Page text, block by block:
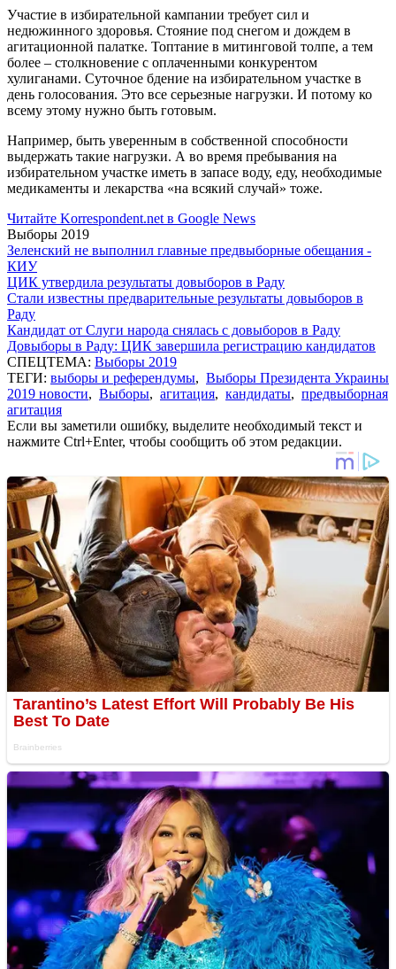
Участие в избирательной кампании требует сил и
недюжинного здоровья. Стояние под снегом и дождем в
агитационной палатке. Топтание в митинговой толпе, а тем
более – столкновение с оплаченными конкурентом
хулиганами. Суточное бдение на избирательном участке в
день голосования. Это все серьезные нагрузки. И потому ко
всему этому нужно быть готовым.
Например, быть уверенным в собственной способности
выдержать такие нагрузки. А во время пребывания на
избирательном участке иметь в запасе воду, еду, необходимые
медикаменты и лекарства «на всякий случай» тоже.
Читайте Korrespondent.net в Google News
Выборы 2019
Зеленский не выполнил главные предвыборные обещания -
КИУ
ЦИК утвердила результаты довыборов в Раду
Стали известны предварительные результаты довыборов в
Раду
Кандидат от Слуги народа снялась с довыборов в Раду
Довыборы в Раду: ЦИК завершила регистрацию кандидатов
СПЕЦТЕМА: Выборы 2019
ТЕГИ: выборы и референдумы, Выборы Президента Украины
2019 новости, Выборы, агитация, кандидаты, предвыборная
агитация
Если вы заметили ошибку, выделите необходимый текст и
нажмите Ctrl+Enter, чтобы сообщить об этом редакции.